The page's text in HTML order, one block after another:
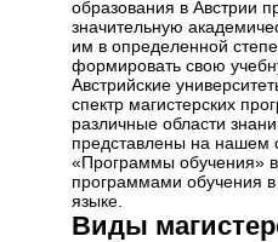
образования в Австрии
значительную
им в определенной
формировать свою
Австрийские
спектр магистерских
различные области
представлены на нашем
«Программы обучения»
программами обучения
языке.
Виды